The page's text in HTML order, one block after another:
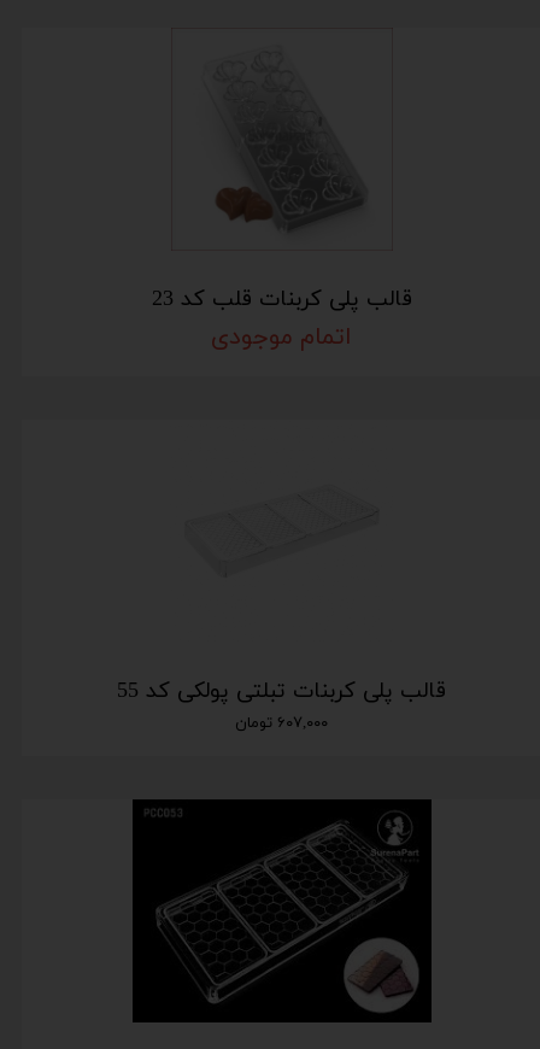
قالب پلی کربنات قلب کد 23
اتمام موجودی
قالب پلی کربنات تبلتی پولکی کد 55
۶۰۷,۰۰۰ تومان